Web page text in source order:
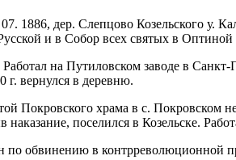
1886, дер. Слепцово Козельского у.
и в Собор всех святых в
Работал на Путиловском заводе в
г. вернулся в деревню.
Покровского храма в с. Покровском
наказание, поселился в Козельске.
по обвинению в